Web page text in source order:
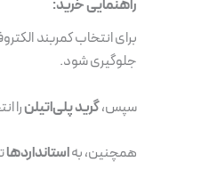
راهنمایی خرید:
برای انتخاب کمربند
جلوگیری شود.
سپس،گرید پلی‌اتیلنرا
همچنین، بهاستانداردها